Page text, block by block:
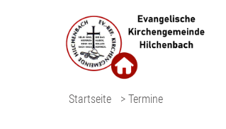
Startseite > Termine